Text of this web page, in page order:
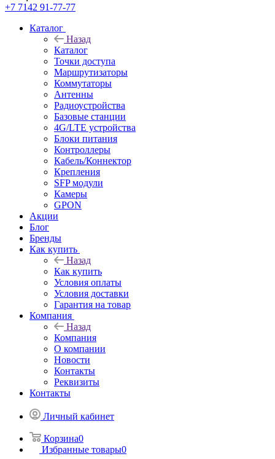
+7 7142 91-77-77
Каталог
Назад
Каталог
Точки доступа
Маршрутизаторы
Коммутаторы
Антенны
Радиоустройства
Базовые станции
4G/LTE устройства
Блоки питания
Контроллеры
Кабель/Коннектор
Крепления
SFP модули
Камеры
GPON
Акции
Блог
Бренды
Как купить
Назад
Как купить
Условия оплаты
Условия доставки
Гарантия на товар
Компания
Назад
Компания
О компании
Новости
Контакты
Реквизиты
Контакты
Личный кабинет
Корзина0
Избранные товары0